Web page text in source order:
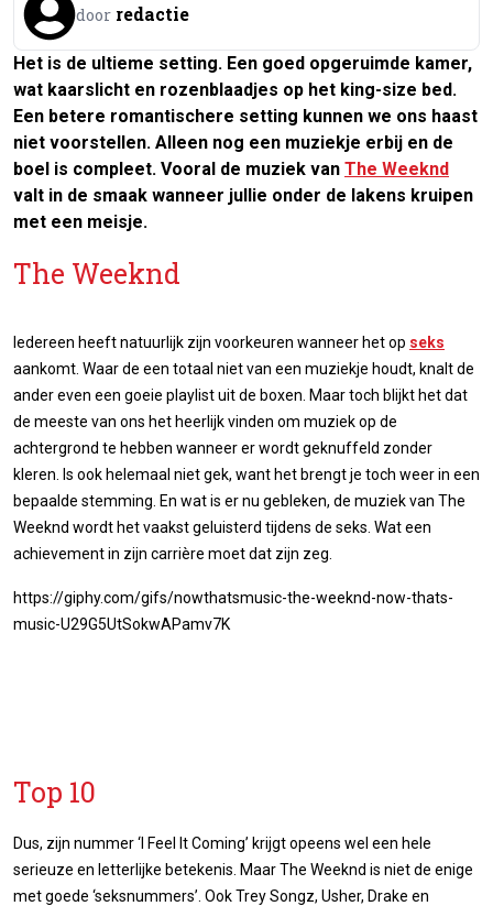
door redactie
Het is de ultieme setting. Een goed opgeruimde kamer,
wat kaarslicht en rozenblaadjes op het king-size bed.
Een betere romantischere setting kunnen we ons haast
niet voorstellen. Alleen nog een muziekje erbij en de
boel is compleet. Vooral de muziek van The Weeknd
valt in de smaak wanneer jullie onder de lakens kruipen
met een meisje.
The Weeknd
Iedereen heeft natuurlijk zijn voorkeuren wanneer het op seks
aankomt. Waar de een totaal niet van een muziekje houdt, knalt de
ander even een goeie playlist uit de boxen. Maar toch blijkt het dat
de meeste van ons het heerlijk vinden om muziek op de
achtergrond te hebben wanneer er wordt geknuffeld zonder
kleren. Is ook helemaal niet gek, want het brengt je toch weer in een
bepaalde stemming. En wat is er nu gebleken, de muziek van The
Weeknd wordt het vaakst geluisterd tijdens de seks. Wat een
achievement in zijn carrière moet dat zijn zeg.
https://giphy.com/gifs/nowthatsmusic-the-weeknd-now-thats-
music-U29G5UtSokwAPamv7K
Top 10
Dus, zijn nummer ‘I Feel It Coming’ krijgt opeens wel een hele
serieuze en letterlijke betekenis. Maar The Weeknd is niet de enige
met goede ‘seksnummers’. Ook Trey Songz, Usher, Drake en